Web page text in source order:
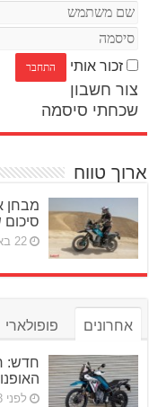
זכור אותי
צור חשבון
שכחתי סיסמה
ארוך טווח
22 באפריל 2026
אחרונים פופולארי
חדש:
לפני 3 ימים